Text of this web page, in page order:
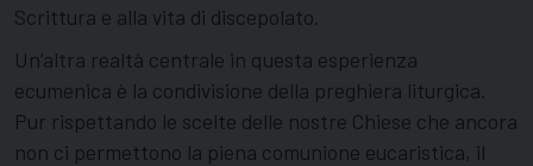
Scrittura e alla vita di discepolato.
Un’altra realtà centrale in questa esperienza
ecumenica è la condivisione della preghiera liturgica.
Pur rispettando le scelte delle nostre Chiese che ancora
non ci permettono la piena comunione eucaristica, il